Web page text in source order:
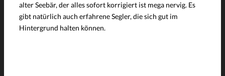
alter Seebär, der alles sofort korrigiert ist mega nervig. Es
gibt natürlich auch erfahrene Segler, die sich gut im
Hintergrund halten können.